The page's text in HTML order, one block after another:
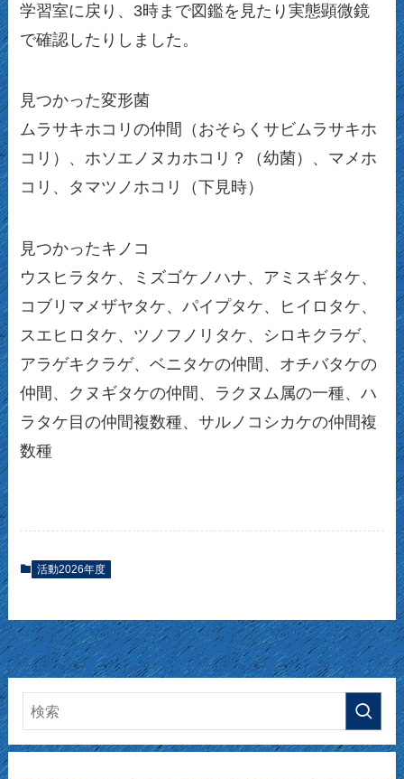
学習室に戻り、3時まで図鑑を見たり実態顕微鏡
で確認したりしました。
見つかった変形菌
ムラサキホコリの仲間（おそらくサビムラサキホ
コリ）、ホソエノヌカホコリ？（幼菌）、マメホ
コリ、タマツノホコリ（下見時）
見つかったキノコ
ウスヒラタケ、ミズゴケノハナ、アミスギタケ、
コブリマメザヤタケ、パイプタケ、ヒイロタケ、
スエヒロタケ、ツノフノリタケ、シロキクラゲ、
アラゲキクラゲ、ベニタケの仲間、オチバタケの
仲間、クヌギタケの仲間、ラクヌム属の一種、ハ
ラタケ目の仲間複数種、サルノコシカケの仲間複
数種
活動2026年度